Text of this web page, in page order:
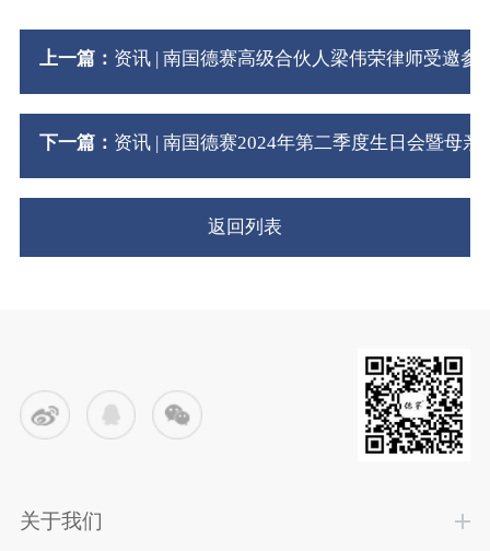
上一篇： 资讯 | 南国德赛高级合伙人梁伟荣律师受邀
下一篇： 资讯 | 南国德赛2024年第二季度生日会暨母亲
返回列表
关于我们